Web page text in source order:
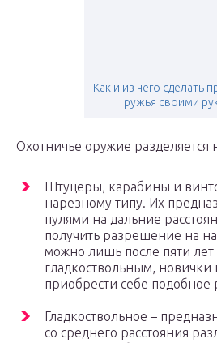
Как и из чего сделать
ружья своими
Охотничье оружие разделяется
Штуцеры, карабины и
нарезному типу. Их
пулями на дальние
получить разрешение на
можно лишь после пяти лет
гладкоствольным, новички
приобрести себе подобное
Гладкоствольное –
со среднего расстояния